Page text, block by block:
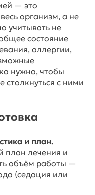
— это
организм, а не
учитывать не
состояние
аллергии,
нужна, чтобы
столкнуться с ними
и план.
план лечения и
объём работы —
(седация или